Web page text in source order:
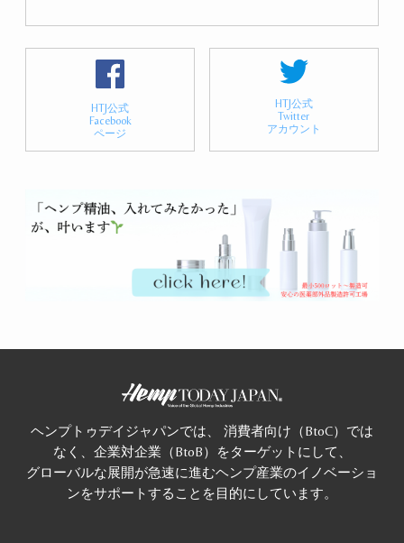
HTJ公式
Facebook
ページ
HTJ公式
Twitter
アカウント
ヘンプトゥデイジャパンでは、 消費者向け（BtoC）では
なく、企業対企業（BtoB）をターゲットにして、
グローバルな展開が急速に進むヘンプ産業のイノベーショ
ンをサポートすることを目的にしています。